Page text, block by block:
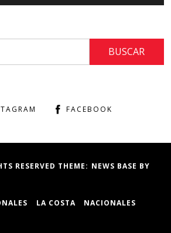
FACEBOOK
RESERVED THEME: NEWS BASE BY
LA COSTA
NACIONALES